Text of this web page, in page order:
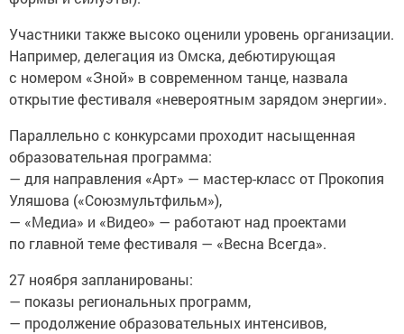
Участники также высоко оценили уровень организации.
Например, делегация из Омска, дебютирующая
с номером «Зной» в современном танце, назвала
открытие фестиваля «невероятным зарядом энергии».
Параллельно с конкурсами проходит насыщенная
образовательная программа:
— для направления «Арт» — мастер-класс от Прокопия
Уляшова («Союзмультфильм»),
— «Медиа» и «Видео» — работают над проектами
по главной теме фестиваля — «Весна Всегда».
27 ноября запланированы:
— показы региональных программ,
— продолжение образовательных интенсивов,